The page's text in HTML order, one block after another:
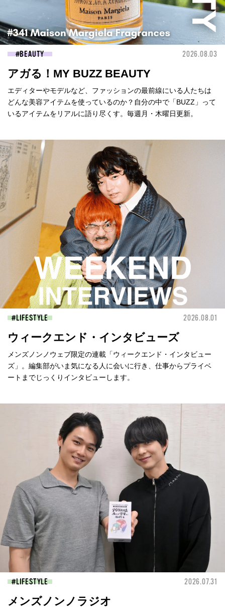
BEAUTY 2026.08.03
アガる！MY BUZZ BEAUTY
エディターやモデルなど、ファッションの最前線にいる人たちは
どんな美容アイテムを使っているのか？自分の中で「BUZZ」って
いるアイテムをリアルに語り尽くす。毎週月・木曜日更新。
LIFESTYLE 2026.08.01
ウィークエンド・インタビューズ
メンズノンノウェブ限定の連載「ウィークエンド・インタビュー
ズ」。編集部がいま気になる人に会いに行き、仕事からプライベ
ートまでじっくりインタビューします。
LIFESTYLE 2026.07.31
メンズノンノラジオ